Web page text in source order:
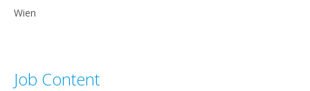
Wien
Job Content